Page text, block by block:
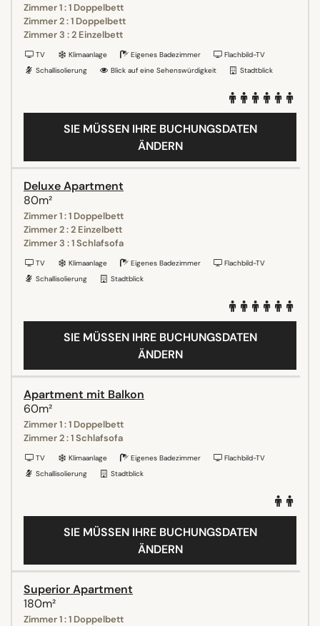
Zimmer 1 : 1 Doppelbett
Zimmer 2 : 1 Doppelbett
Zimmer 3 : 2 Einzelbett
TV Klimaanlage Eigenes Badezimmer
Flachbild-TV
Schallisolierung
Blick auf eine Sehenswürdigkeit Stadtblick
SIE MÜSSEN IHRE BUCHUNGSDATEN
ÄNDERN
Deluxe Apartment
80m²
Zimmer 1 : 1 Doppelbett
Zimmer 2 : 2 Einzelbett
Zimmer 3 : 1 Schlafsofa
TV Klimaanlage Eigenes Badezimmer
Flachbild-TV
Schallisolierung
Stadtblick
SIE MÜSSEN IHRE BUCHUNGSDATEN
ÄNDERN
Apartment mit Balkon
60m²
Zimmer 1 : 1 Doppelbett
Zimmer 2 : 1 Schlafsofa
TV Klimaanlage Eigenes Badezimmer
Flachbild-TV
Schallisolierung
Stadtblick
SIE MÜSSEN IHRE BUCHUNGSDATEN
ÄNDERN
Superior Apartment
180m²
Zimmer 1 : 1 Doppelbett